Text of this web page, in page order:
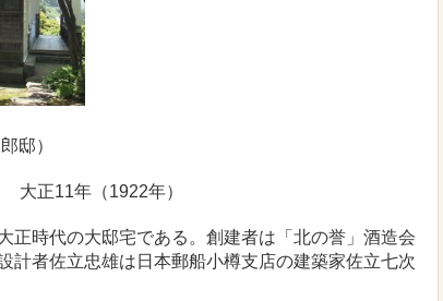
邸）
正11年（1922年）
正時代の大邸宅である。創建者は「北の誉」酒造会
計者佐立忠雄は日本郵船小樽支店の建築家佐立七次